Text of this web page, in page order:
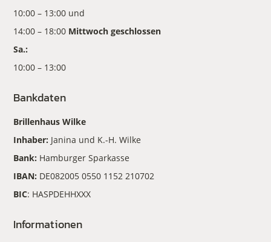
10:00 – 13:00 und
14:00 – 18:00 Mittwoch geschlossen
Sa.:
10:00 – 13:00
Bankdaten
Brillenhaus Wilke
Inhaber: Janina und K.-H. Wilke
Bank: Hamburger Sparkasse
IBAN: DE082005 0550 1152 210702
BIC: HASPDEHHXXX
Informationen